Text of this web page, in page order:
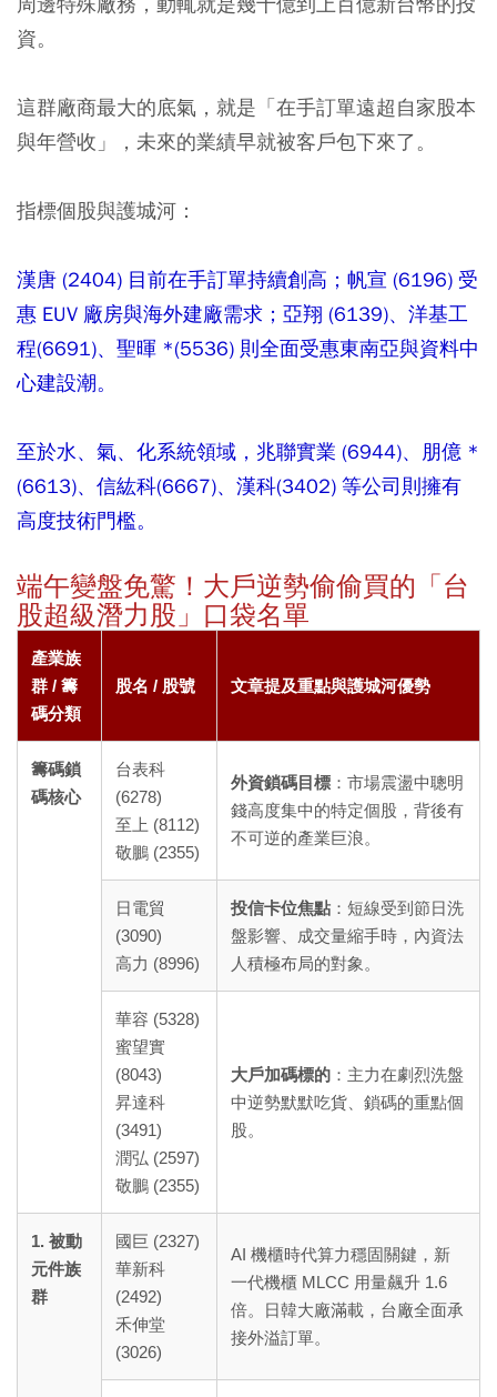
資。
這群廠商最大的底氣，就是「在手訂單遠超自家股本
與年營收」，未來的業績早就被客戶包下來了。
指標個股與護城河：
漢唐 (2404) 目前在手訂單持續創高；帆宣 (6196) 受
惠 EUV 廠房與海外建廠需求；亞翔 (6139)、洋基工
程(6691)、聖暉 *(5536) 則全面受惠東南亞與資料中
心建設潮。
至於水、氣、化系統領域，兆聯實業 (6944)、朋億 *
(6613)、信紘科(6667)、漢科(3402) 等公司則擁有
高度技術門檻。
端午變盤免驚！大戶逆勢偷偷買的「台
股超級潛力股」口袋名單
產業族
群 / 籌
碼分類
股名 / 股號 文章提及重點與護城河優勢
籌碼鎖
碼核心
台表科
(6278)
至上 (8112)
敬鵬 (2355)
外資鎖碼目標 ：市場震盪中聰明
錢高度集中的特定個股，背後有
不可逆的產業巨浪。
日電貿
(3090)
高力 (8996)
投信卡位焦點 ：短線受到節日洗
盤影響、成交量縮手時，內資法
人積極布局的對象。
華容 (5328)
蜜望實
(8043)
昇達科
(3491)
潤弘 (2597)
敬鵬 (2355)
大戶加碼標的 ：主力在劇烈洗盤
中逆勢默默吃貨、鎖碼的重點個
股。
1. 被動
元件族
群
國巨 (2327)
華新科
(2492)
禾伸堂
(3026)
AI 機櫃時代算力穩固關鍵，新
一代機櫃 MLCC 用量飆升 1.6
倍。日韓大廠滿載，台廠全面承
接外溢訂單。